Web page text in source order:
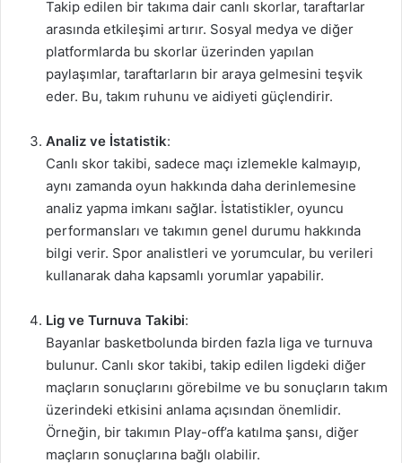
Takip edilen bir takıma dair canlı skorlar, taraftarlar
arasında etkileşimi artırır. Sosyal medya ve diğer
platformlarda bu skorlar üzerinden yapılan
paylaşımlar, taraftarların bir araya gelmesini teşvik
eder. Bu, takım ruhunu ve aidiyeti güçlendirir.
Analiz ve İstatistik:
Canlı skor takibi, sadece maçı izlemekle kalmayıp,
aynı zamanda oyun hakkında daha derinlemesine
analiz yapma imkanı sağlar. İstatistikler, oyuncu
performansları ve takımın genel durumu hakkında
bilgi verir. Spor analistleri ve yorumcular, bu verileri
kullanarak daha kapsamlı yorumlar yapabilir.
Lig ve Turnuva Takibi:
Bayanlar basketbolunda birden fazla liga ve turnuva
bulunur. Canlı skor takibi, takip edilen ligdeki diğer
maçların sonuçlarını görebilme ve bu sonuçların takım
üzerindeki etkisini anlama açısından önemlidir.
Örneğin, bir takımın Play-off’a katılma şansı, diğer
maçların sonuçlarına bağlı olabilir.